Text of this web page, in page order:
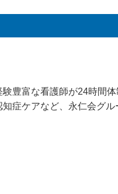
豊富な看護師が24時間
症ケアなど、永仁会グ